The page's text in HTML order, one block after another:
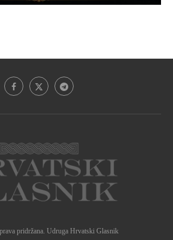
pridržana. Udruga Hrvatski Glasnik